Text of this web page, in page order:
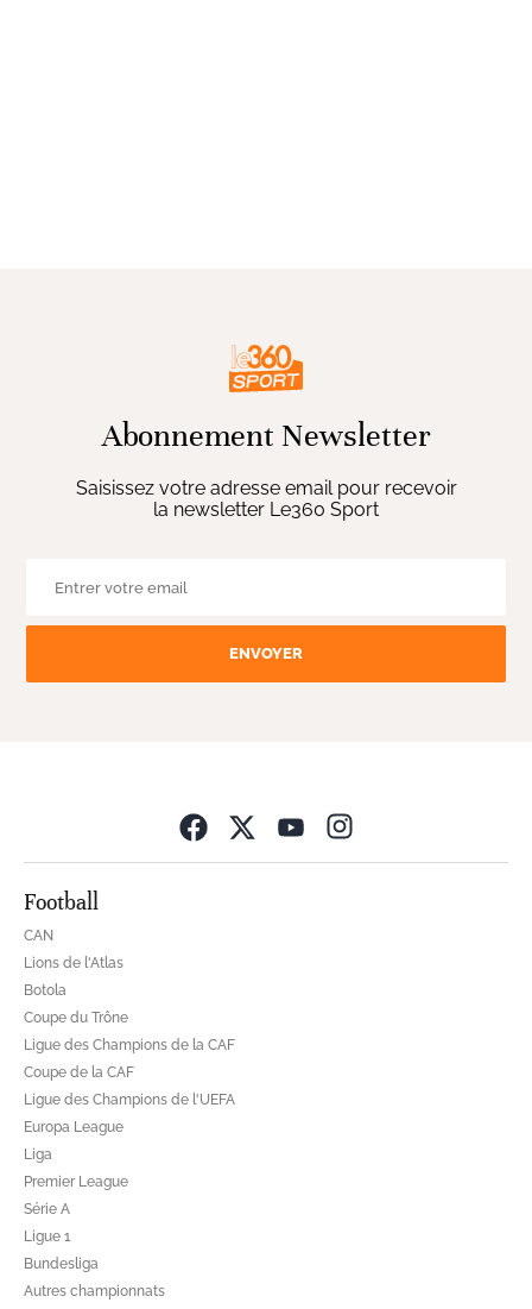
Abonnement Newsletter
Saisissez votre adresse email pour recevoir
la newsletter Le360 Sport
ENVOYER
Football
CAN
Lions de l'Atlas
Botola
Coupe du Trône
Ligue des Champions de la CAF
Coupe de la CAF
Ligue des Champions de l'UEFA
Europa League
Liga
Premier League
Série A
Ligue 1
Bundesliga
Autres championnats